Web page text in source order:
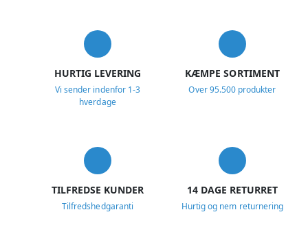
HURTIG LEVERING
Vi sender indenfor 1-3
hverdage
KÆMPE SORTIMENT
Over 95.500 produkter
TILFREDSE KUNDER
Tilfredshedgaranti
14 DAGE RETURRET
Hurtig og nem returnering